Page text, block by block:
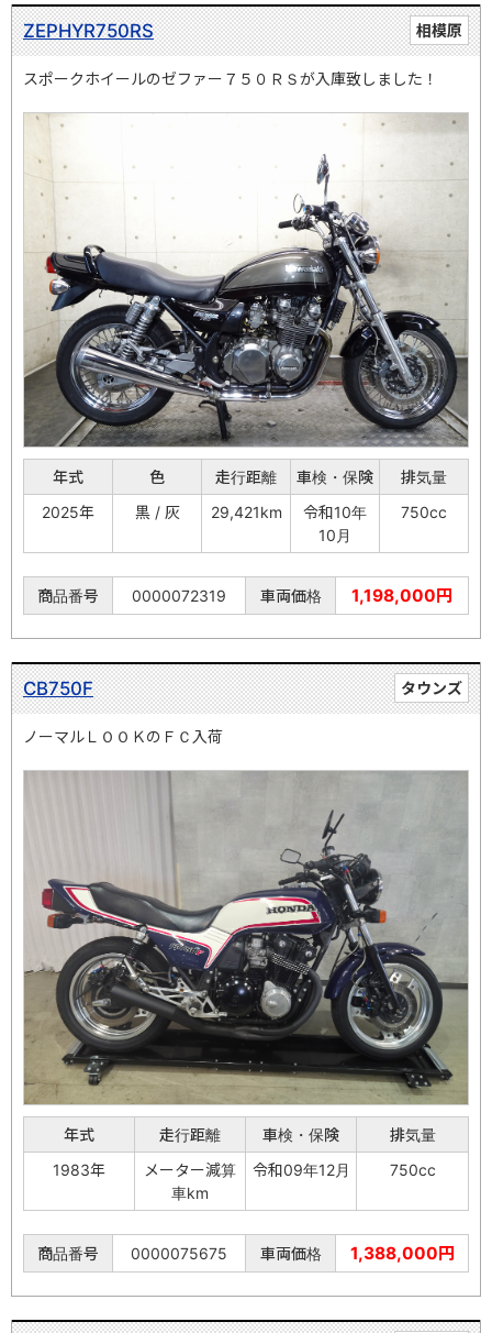
相模原
ZEPHYR750RS
スポークホイールのゼファー７５０ＲＳが入庫致しました！
年式 色 走行距離 車検・保険
排気量
2025年
黒 / 灰 29,421km
令和10年
10月
750cc
商品番号 0000072319 車両価格 1,198,000円
タウンズ
CB750F
ノーマルＬＯＯＫのＦＣ入荷
年式 走行距離 車検・保険
排気量
1983年
メーター減算
車km
令和09年12月 750cc
商品番号 0000075675 車両価格 1,388,000円